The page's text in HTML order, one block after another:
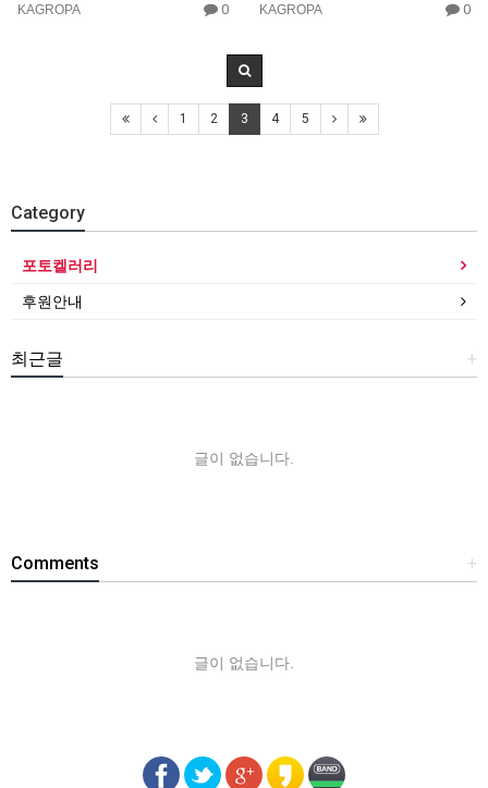
KAGROPA 0 KAGROPA 0
1 2 3 4 5
Category
포토켈러리
후원안내
+
최근글
글이 없습니다.
+
Comments
글이 없습니다.